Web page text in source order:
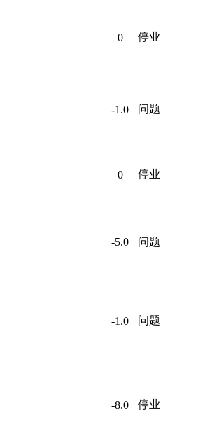
0 停业
-1.0 问题
0 停业
-5.0 问题
-1.0 问题
-8.0 停业